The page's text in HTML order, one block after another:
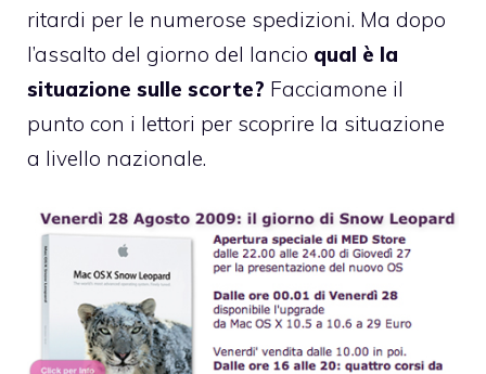
ritardi per le numerose spedizioni. Ma dopo
l’assalto del giorno del lancio qual è la
situazione sulle scorte? Facciamone il
punto con i lettori per scoprire la situazione
a livello nazionale.